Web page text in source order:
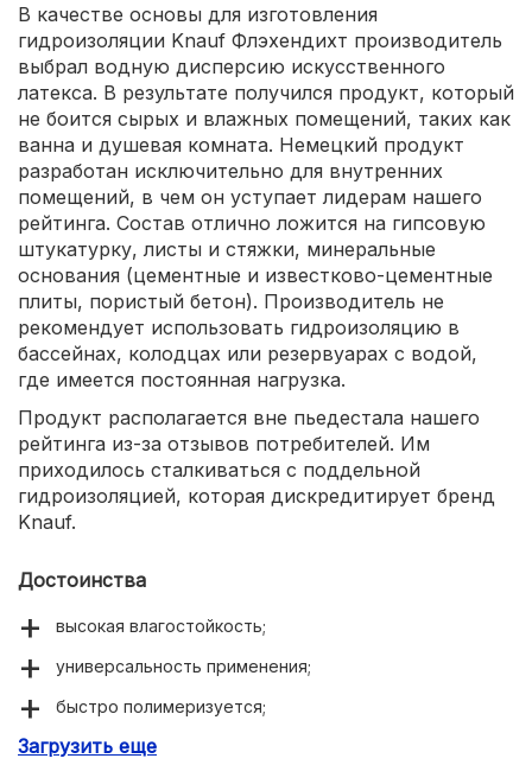
В качестве основы для изготовления
гидроизоляции Knauf Флэхендихт производитель
выбрал водную дисперсию искусственного
латекса. В результате получился продукт, который
не боится сырых и влажных помещений, таких как
ванна и душевая комната. Немецкий продукт
разработан исключительно для внутренних
помещений, в чем он уступает лидерам нашего
рейтинга. Состав отлично ложится на гипсовую
штукатурку, листы и стяжки, минеральные
основания (цементные и известково-цементные
плиты, пористый бетон). Производитель не
рекомендует использовать гидроизоляцию в
бассейнах, колодцах или резервуарах с водой,
где имеется постоянная нагрузка.
Продукт располагается вне пьедестала нашего
рейтинга из-за отзывов потребителей. Им
приходилось сталкиваться с поддельной
гидроизоляцией, которая дискредитирует бренд
Knauf.
Достоинства
высокая влагостойкость;
универсальность применения;
быстро полимеризуется;
хорошая адгезия.
Загрузить еще